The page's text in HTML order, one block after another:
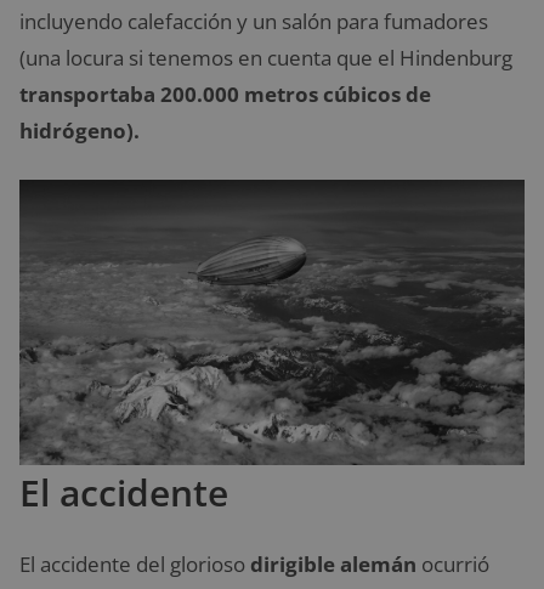
incluyendo calefacción y un salón para fumadores
(una locura si tenemos en cuenta que el Hindenburg
transportaba 200.000 metros cúbicos de
hidrógeno).
El accidente
El accidente del glorioso dirigible alemán ocurrió